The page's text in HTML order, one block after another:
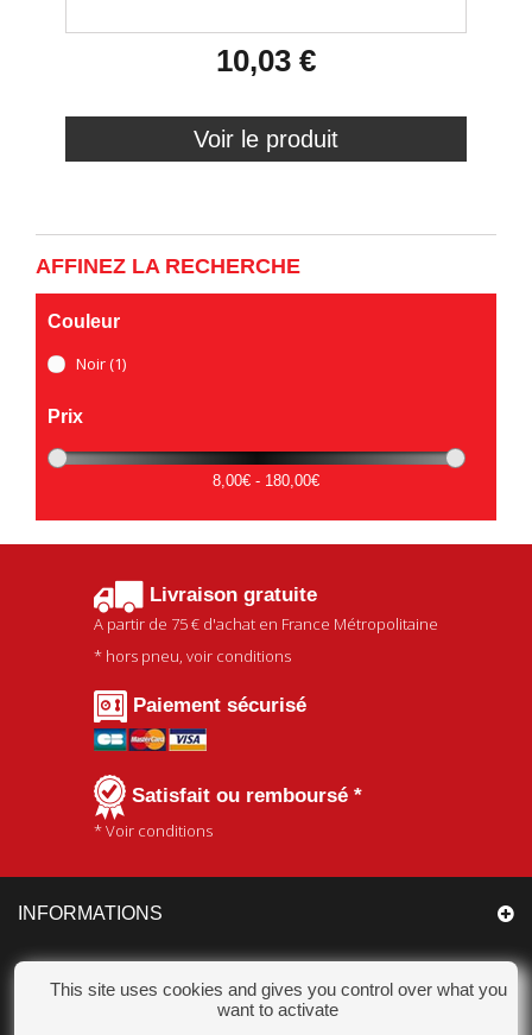
10,03 €
Voir le produit
AFFINEZ LA RECHERCHE
Couleur
Noir(1)
Prix
8,00€ - 180,00€
Livraison gratuite
A partir de 75 € d'achat en France Métropolitaine
* hors pneu, voir conditions
Paiement sécurisé
Satisfait ou remboursé *
* Voir conditions
INFORMATIONS
CATÉGORIES
This site uses cookies and gives you control over what you
want to activate